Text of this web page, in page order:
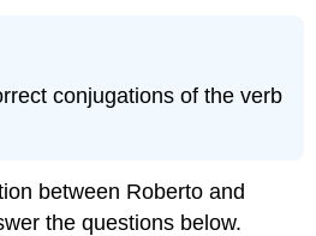
conjugations of the verb
between Roberto and
the questions below.